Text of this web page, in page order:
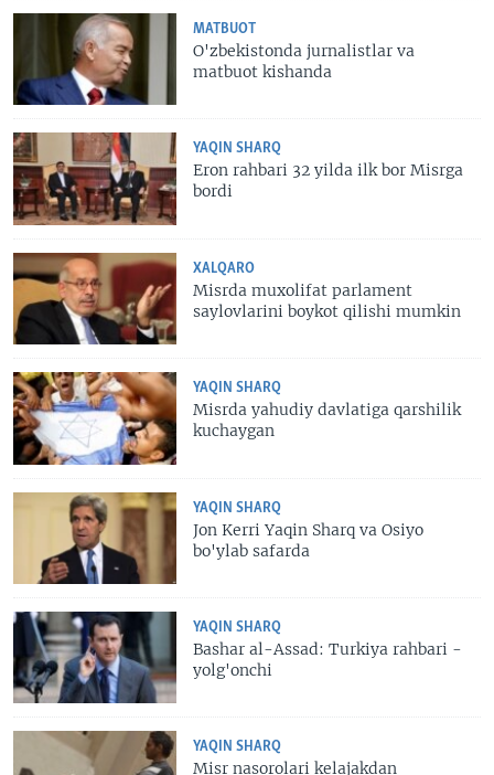
MATBUOT
O'zbekistonda jurnalistlar va
matbuot kishanda
YAQIN SHARQ
Eron rahbari 32 yilda ilk bor Misrga
bordi
XALQARO
Misrda muxolifat parlament
saylovlarini boykot qilishi mumkin
YAQIN SHARQ
Misrda yahudiy davlatiga qarshilik
kuchaygan
YAQIN SHARQ
Jon Kerri Yaqin Sharq va Osiyo
bo'ylab safarda
YAQIN SHARQ
Bashar al-Assad: Turkiya rahbari -
yolg'onchi
YAQIN SHARQ
Misr nasorolari kelajakdan